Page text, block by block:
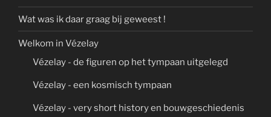
Wat was ik daar graag bij geweest !
Welkom in Vézelay
Vézelay - de figuren op het tympaan uitgelegd
Vézelay - een kosmisch tympaan
Vézelay - very short history en bouwgeschiedenis